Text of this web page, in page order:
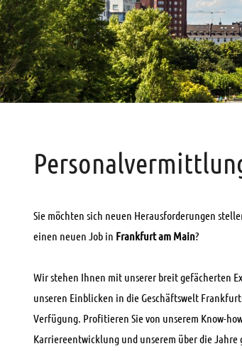
Sie möchten sich neuen Herausforderungen
einen neuen Job in Frankfurt am Main?
Wir stehen Ihnen mit unserer breit gefächerten
unseren Einblicken in die Geschäftswelt
Verfügung. Profitieren Sie von unserem Know-
Karriereentwicklung und unserem über die Jahre